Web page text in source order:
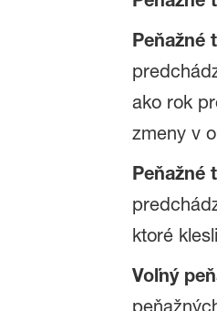
Peňažné
ako rok
zmeny v
Peňažné
ktoré
Voľný